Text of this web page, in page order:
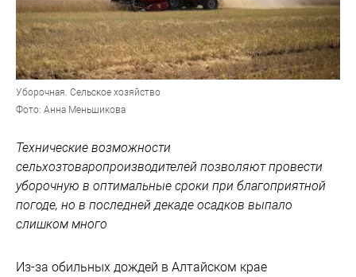
Уборочная. Сельское хозяйство
Фото: Анна Меньшикова
Технические возможности
сельхозтоваропроизводителей позволяют провести
уборочную в оптимальные сроки при благоприятной
погоде, но в последней декаде осадков выпало
слишком много
Из-за обильных дождей в Алтайском крае